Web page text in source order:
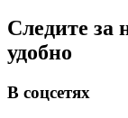
Следите за
удобно
В соцсетях